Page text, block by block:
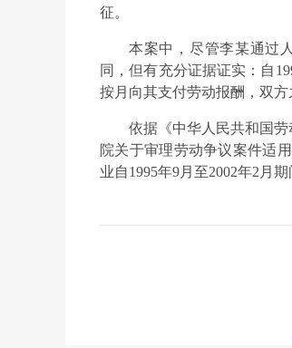
征。
本案中，尽管李某通过
同，但有充分证据证实：自
按月向其支付劳动报酬，双
依据《中华人民共和国
院关于审理劳动争议案件适
业自1995年9月至2002年2月